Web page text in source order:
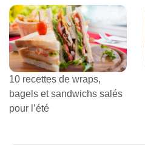
10 recettes de wraps,
bagels et sandwichs salés
pour l’été